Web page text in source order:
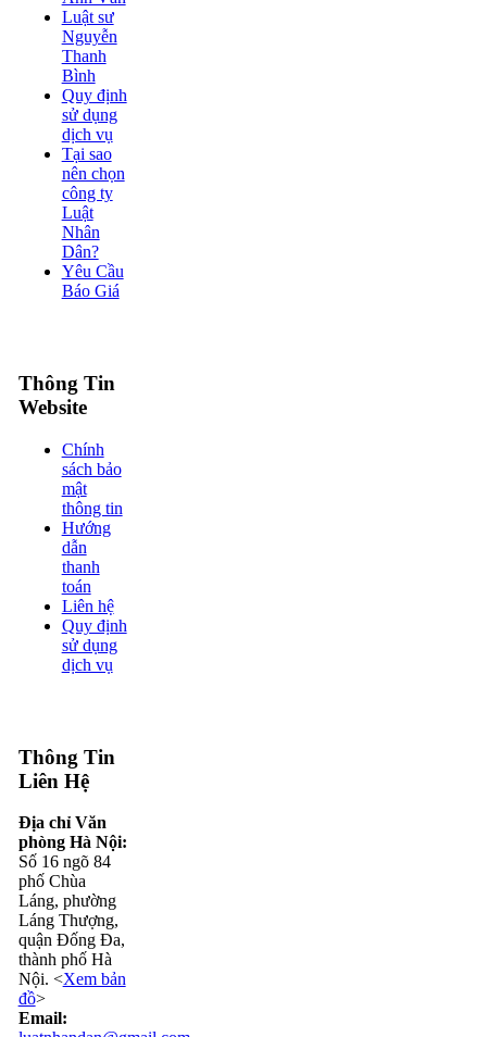
Luật sư
Nguyễn
Thanh
Bình
Quy định
sử dụng
dịch vụ
Tại sao
nên chọn
công ty
Luật
Nhân
Dân?
Yêu Cầu
Báo Giá
Thông Tin
Website
Chính
sách bảo
mật
thông tin
Hướng
dẫn
thanh
toán
Liên hệ
Quy định
sử dụng
dịch vụ
Thông Tin
Liên Hệ
Địa chỉ Văn
phòng Hà Nội:
Số 16 ngõ 84
phố Chùa
Láng, phường
Láng Thượng,
quận Đống Đa,
thành phố Hà
Nội. <Xem bản
đồ>
Email: